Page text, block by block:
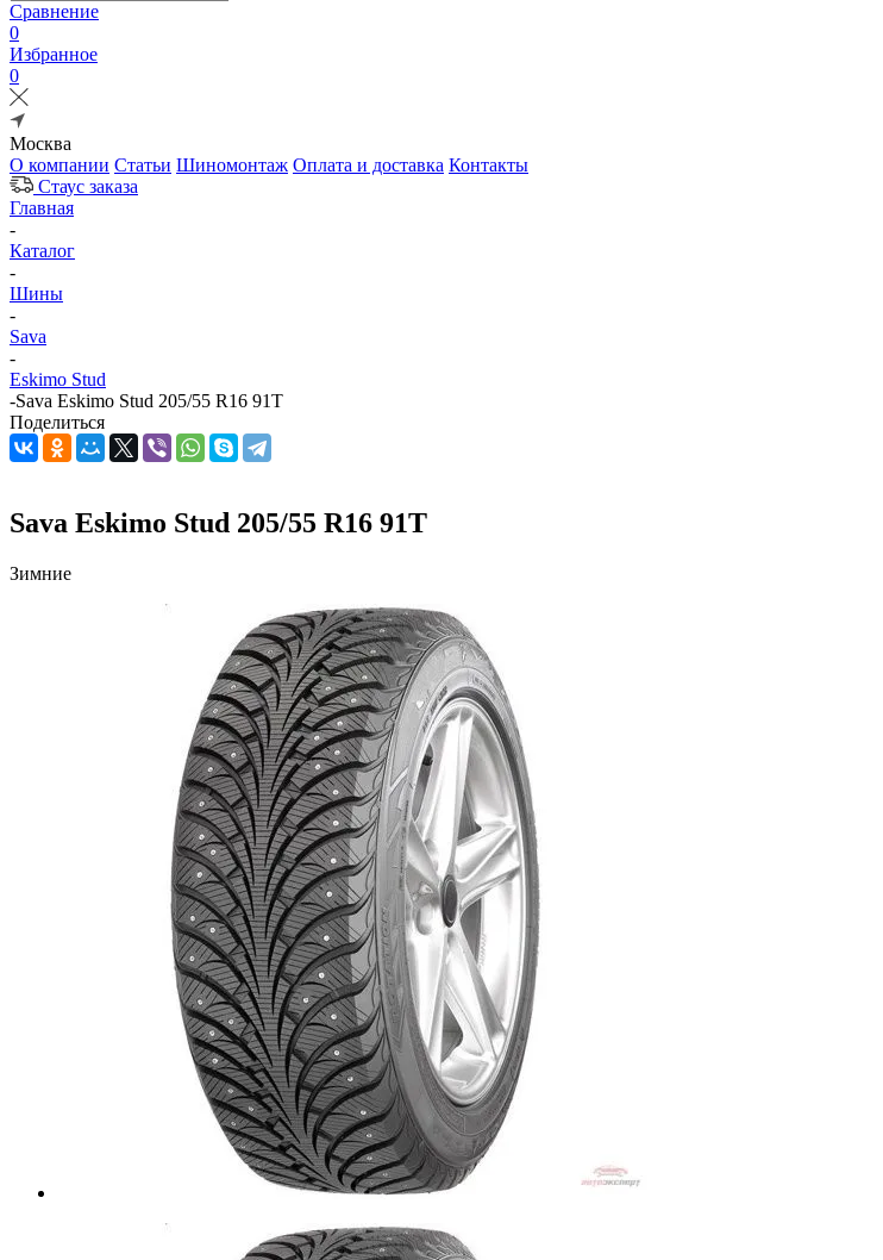
Сравнение
0
Избранное
0
Москва
О компании Статьи Шиномонтаж Оплата и доставка Контакты
Стаус заказа
Главная
-
Каталог
-
Шины
-
Sava
-
Eskimo Stud
-Sava Eskimo Stud 205/55 R16 91T
Поделиться
Sava Eskimo Stud 205/55 R16 91T
Зимние